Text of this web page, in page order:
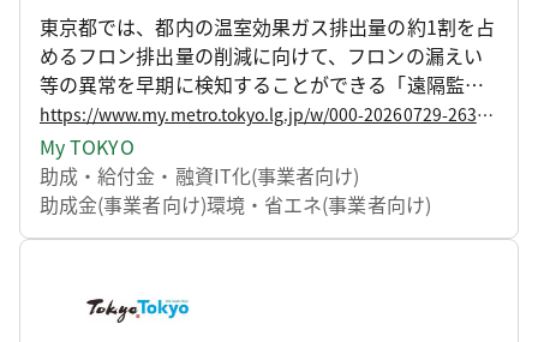
東京都では、都内の温室効果ガス排出量の約1割を占
めるフロン排出量の削減に向けて、フロンの漏えい
等の異常を早期に検知することができる「遠隔監視
技術」の導入に要する費用の一部を助成する事業を
実施しています。令和8年度の申請受付を下記のとお
り、開始しますのでお知らせいたします。 本年度よ
り、トラックの冷凍冷蔵機器に導入される技術を対
https://www.my.metro.tokyo.lg.jp/w/000-20260729-263119769
My TOKYO
助成・給付金・融資IT化(事業者向け)
助成金(事業者向け)環境・省エネ(事業者向け)